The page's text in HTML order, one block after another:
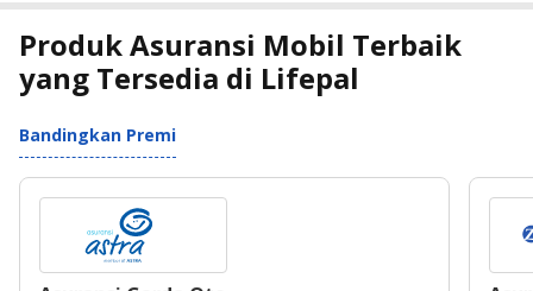
Produk Asuransi Mobil Terbaik
yang Tersedia di Lifepal
Bandingkan Premi